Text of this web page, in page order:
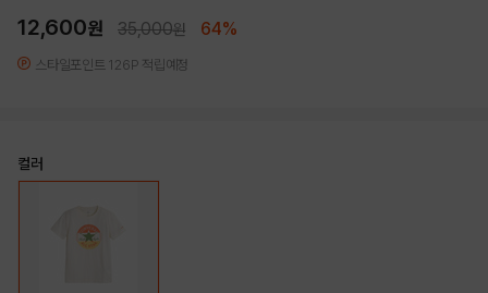
12,600원 35,000원 64%
스타일포인트 126P 적립예정
컬러